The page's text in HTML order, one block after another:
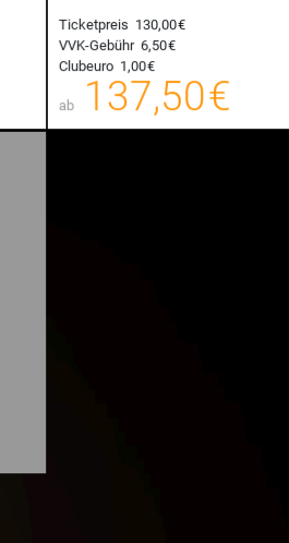
Ticketpreis 130,00 €
VVK-Gebühr 6,50 €
Clubeuro 1,00 €
ab 137,50 €
00
zzgl.